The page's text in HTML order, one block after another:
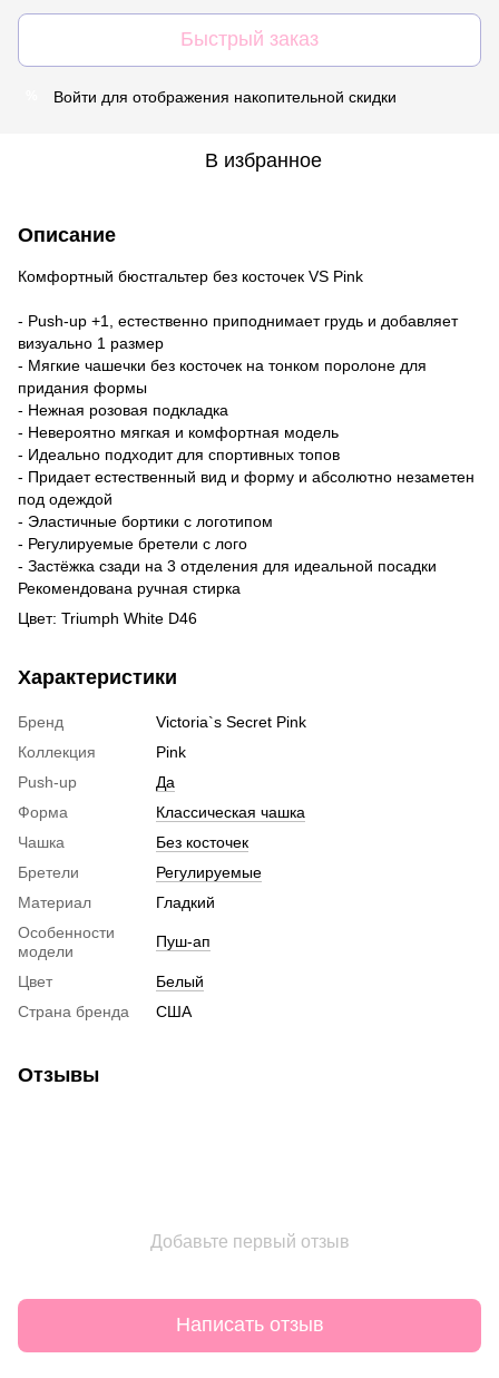
Быстрый заказ
Войти для отображения накопительной скидки
В избранное
Описание
Комфортный бюстгальтер без косточек VS Pink
- Push-up +1, естественно приподнимает грудь и добавляет
визуально 1 размер
- Мягкие чашечки без косточек на тонком поролоне для
придания формы
- Нежная розовая подкладка
- Невероятно мягкая и комфортная модель
- Идеально подходит для спортивных топов
- Придает естественный вид и форму и абсолютно незаметен
под одеждой
- Эластичные бортики с логотипом
- Регулируемые бретели с лого
- Застёжка сзади на 3 отделения для идеальной посадки
Рекомендована ручная стирка
Цвет: Triumph White D46
Характеристики
Бренд
Victoria`s Secret Pink
Коллекция
Pink
Push-up
Да
Форма
Классическая чашка
Чашка
Без косточек
Бретели
Регулируемые
Материал
Гладкий
Особенности
модели
Пуш-ап
Цвет
Белый
Страна бренда
США
Отзывы
Добавьте первый отзыв
Написать отзыв